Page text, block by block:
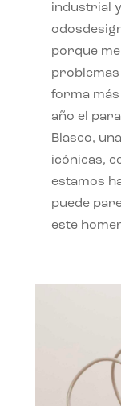
industrial
porque
forma más
año el
Blasco,
icónicas,
estamos
puede
este